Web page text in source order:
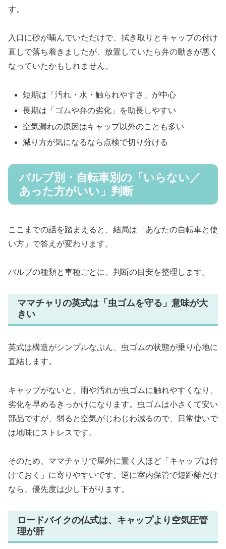
す。
入口に砂が噛んでいただけで、拭き取りとキャップの付け
直しで落ち着きましたが、放置していたら弁の動きが悪く
なっていたかもしれません。
短期は「汚れ・水・触られやすさ」が中心
長期は「ゴムや弁の劣化」を助長しやすい
空気漏れの原因はキャップ以外のことも多い
減り方が気になるなら点検で切り分ける
バルブ別・自転車別の「いらない／
あった方がいい」判断
ここまでの話を踏まえると、結局は「あなたの自転車と使
い方」で答えが変わります。
バルブの種類と車種ごとに、判断の目安を整理します。
ママチャリの英式は「虫ゴムを守る」意味が大
きい
英式は構造がシンプルなぶん、虫ゴムの状態が乗り心地に
直結します。
キャップがないと、雨や汚れが虫ゴムに触れやすくなり、
劣化を早めるきっかけになります。虫ゴムは小さくて安い
部品ですが、弱ると空気がじわじわ減るので、日常使いで
は地味にストレスです。
そのため、ママチャリで屋外に置く人ほど「キャップは付
けておく」に寄りやすいです。逆に室内保管で短距離だけ
なら、優先度は少し下がります。
ロードバイクの仏式は、キャップより空気圧管
理が肝